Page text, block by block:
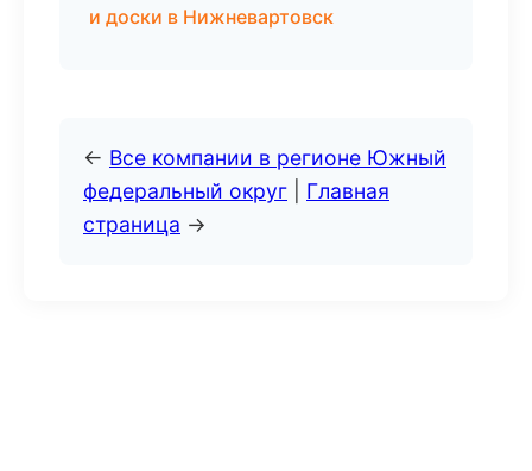
и доски в Нижневартовск
← Все компании в регионе Южный
федеральный округ
Главная
страница →